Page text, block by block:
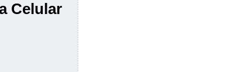
Celular